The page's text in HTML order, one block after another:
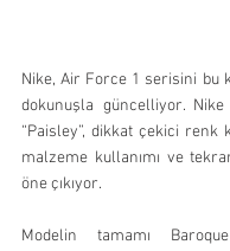
Nike, Air Force 1 serisini bu
dokunuşla güncelliyor.
“Paisley”, dikkat çekici renk
malzeme kullanımı ve
öne çıkıyor.
Modelin tamamı